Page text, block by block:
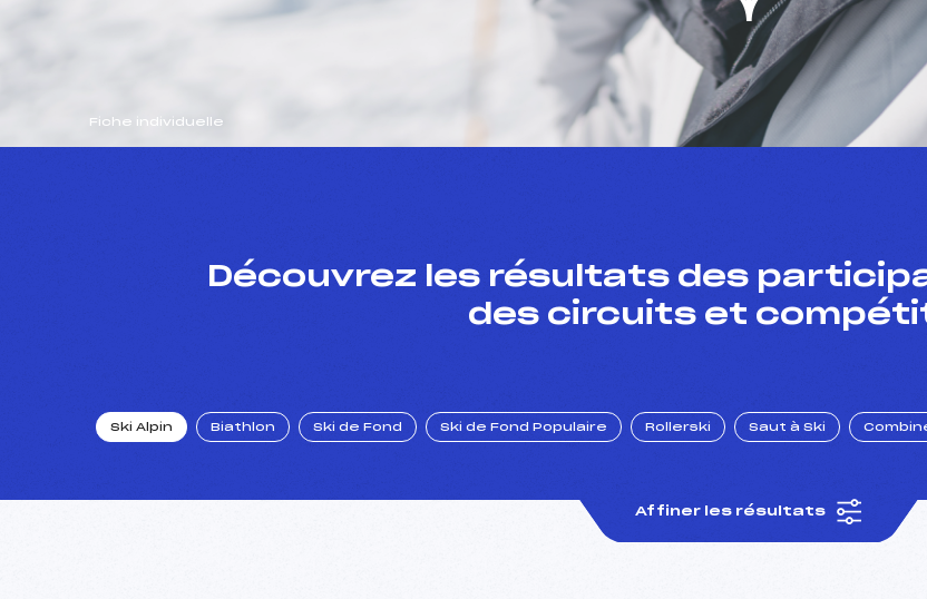
Fiche individuelle
Découvrez les résultats des
des circuits et
Ski Alpin Biathlon Ski de Fond Ski de Fond Populaire Rollerski Saut à Ski
Affiner les résultats